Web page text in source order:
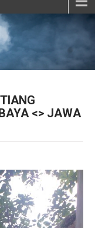
<> JAWA